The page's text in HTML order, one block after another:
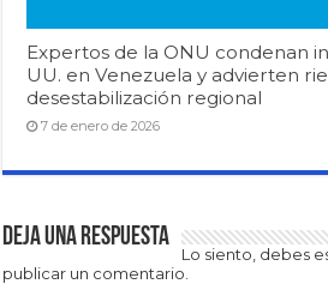
Expertos de la ONU condenan
UU. en Venezuela y advierten
desestabilización regional
7 de enero de 2026
Deja una respuesta
Lo siento, debes
publicar un comentario.